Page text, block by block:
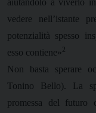
aiutandolo a viverlo
vedere nell’istante
potenzialità spesso
esso contiene»2
Non basta sperare
Tonino Bello). La
promessa del